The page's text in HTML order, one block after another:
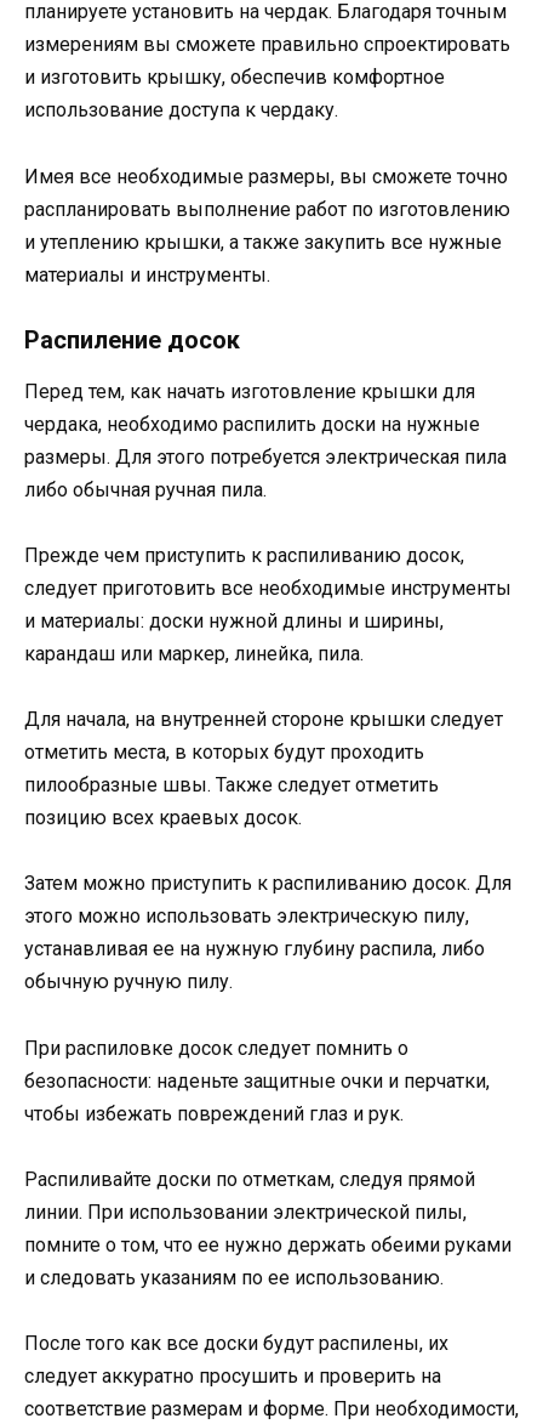
планируете установить на чердак. Благодаря точным
измерениям вы сможете правильно спроектировать
и изготовить крышку, обеспечив комфортное
использование доступа к чердаку.
Имея все необходимые размеры, вы сможете точно
распланировать выполнение работ по изготовлению
и утеплению крышки, а также закупить все нужные
материалы и инструменты.
Распиление досок
Перед тем, как начать изготовление крышки для
чердака, необходимо распилить доски на нужные
размеры. Для этого потребуется электрическая пила
либо обычная ручная пила.
Прежде чем приступить к распиливанию досок,
следует приготовить все необходимые инструменты
и материалы: доски нужной длины и ширины,
карандаш или маркер, линейка, пила.
Для начала, на внутренней стороне крышки следует
отметить места, в которых будут проходить
пилообразные швы. Также следует отметить
позицию всех краевых досок.
Затем можно приступить к распиливанию досок. Для
этого можно использовать электрическую пилу,
устанавливая ее на нужную глубину распила, либо
обычную ручную пилу.
При распиловке досок следует помнить о
безопасности: наденьте защитные очки и перчатки,
чтобы избежать повреждений глаз и рук.
Распиливайте доски по отметкам, следуя прямой
линии. При использовании электрической пилы,
помните о том, что ее нужно держать обеими руками
и следовать указаниям по ее использованию.
После того как все доски будут распилены, их
следует аккуратно просушить и проверить на
соответствие размерам и форме. При необходимости,